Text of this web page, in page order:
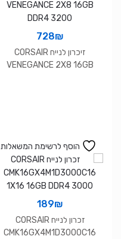
728₪
זיכרון לנייח CORSAIR
VENEGANCE 2X8 16GB
הוסף לרשימת המשאלות
189₪
זכרון לנייח CORSAIR
CMK16GX4M1D3000C16